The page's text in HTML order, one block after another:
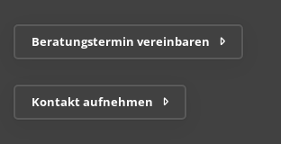
Beratungstermin vereinbaren
Kontakt aufnehmen